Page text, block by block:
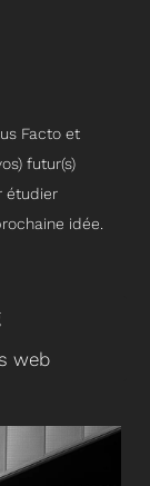
Facto et
futur(s)
étudier
idée.
web